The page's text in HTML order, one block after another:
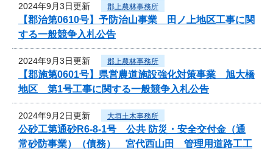
2024年9月3日更新 郡上農林事務所
【郡治第0610号】予防治山事業 田ノ上地区工事に関
する一般競争入札公告
2024年9月3日更新 郡上農林事務所
【郡施第0601号】県営農道施設強化対策事業 旭大橋
地区 第1号工事に関する一般競争入札公告
2024年9月2日更新 大垣土木事務所
公砂工第通砂R6-8-1号 公共 防災・安全交付金（通
常砂防事業）（債務） 宮代西山田 管理用道路工工